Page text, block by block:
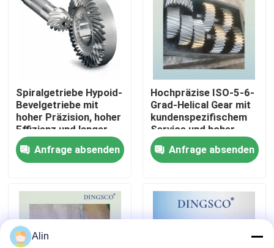
Über uns
Werksbesichtigung
Qualitätskontrolle
Kontakt mit uns
Neuigkeiten
Fälle
Angebot anfordern
Spiralgetriebe Hypoid-
Bevelgetriebe mit
hoher Präzision, hoher
Effizienz und langer
Lebensdauer
Anfrage absenden
Hochpräzise ISO-5-6-
Grad-Helical Gear mit
kundenspezifischem
Service und hoher
Tragfähigkeit
Anfrage absenden
Alin